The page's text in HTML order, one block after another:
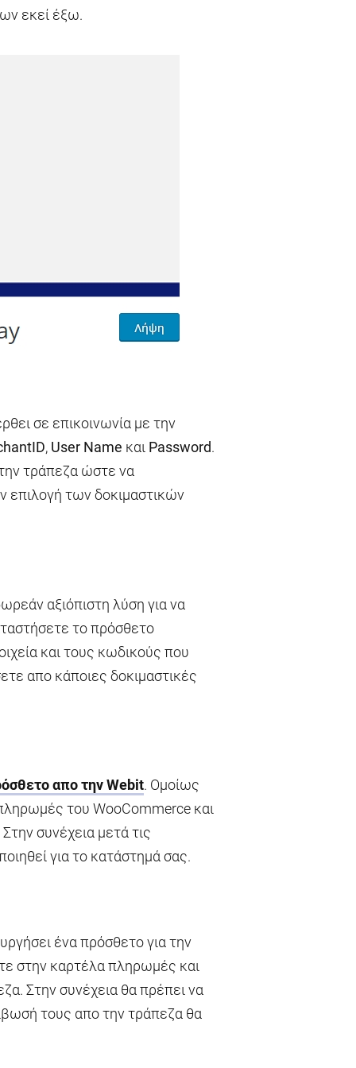
εκεί έξω.
σε επικοινωνία με την
, User Name και Password.
τράπεζα ώστε να
επιλογή των δοκιμαστικών
αξιόπιστη λύση για να
το πρόσθετο
και τους κωδικούς που
απο κάποιες δοκιμαστικές
απο την Webit. Ομοίως
του WooCommerce και
συνέχεια μετά τις
για το κατάστημά σας.
ένα πρόσθετο για την
στην καρτέλα πληρωμές και
Στην συνέχεια θα πρέπει να
τους απο την τράπεζα θα